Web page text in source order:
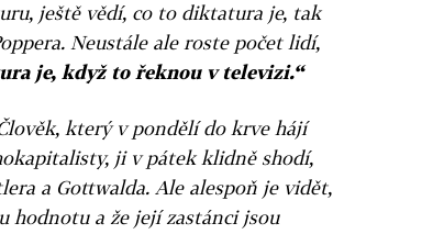
ještě vědí, co to diktatura je, tak
Neustále ale roste počet lidí,
je, když to řeknou v televizi.“
který v pondělí do krve hájí
ji v pátek klidně shodí,
a Gottwalda. Ale alespoň je vidět,
hodnotu a že její zastánci jsou